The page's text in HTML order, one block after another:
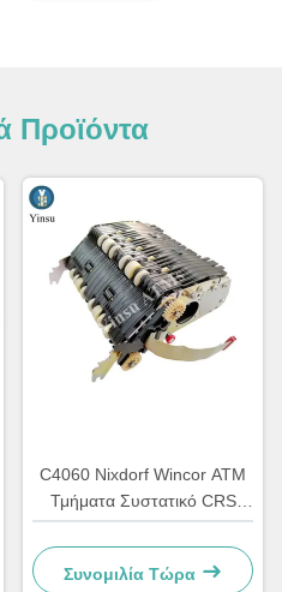
Προϊόντα
C4060 Nixdorf Wincor ATM
Τμήματα Συστατικό CRS
ATS Κεντρική μονάδα AU
Μοντέλο 1750134478
Συνομιλία Τώρα